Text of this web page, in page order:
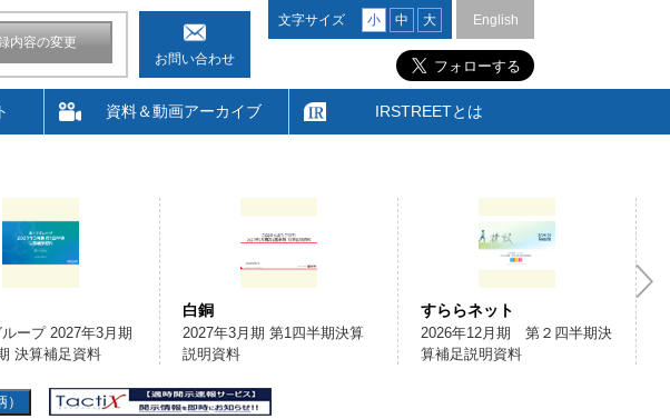
内容の変更
お問い合わせ
文字サイズ 小 中 大 English
資料＆動画アーカイブ IRSTREETとは
ープ 2027年3月期
決算補足資料
白銅
2027年3月期 第1四半期決算
説明資料
すららネット
2026年12月期 第２四半期決
算補足説明資料